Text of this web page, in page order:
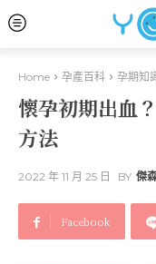
Home 孕產百科 孕期知
懷孕初期出血
方法
2022 年 11 月 25 日 BY 傑
Facebook